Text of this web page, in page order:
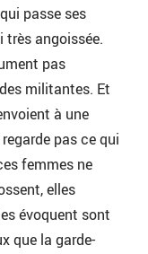
passe ses
très angoissée.
pas
militantes. Et
à une
pas ce qui
femmes ne
elles
évoquent sont
que la garde-